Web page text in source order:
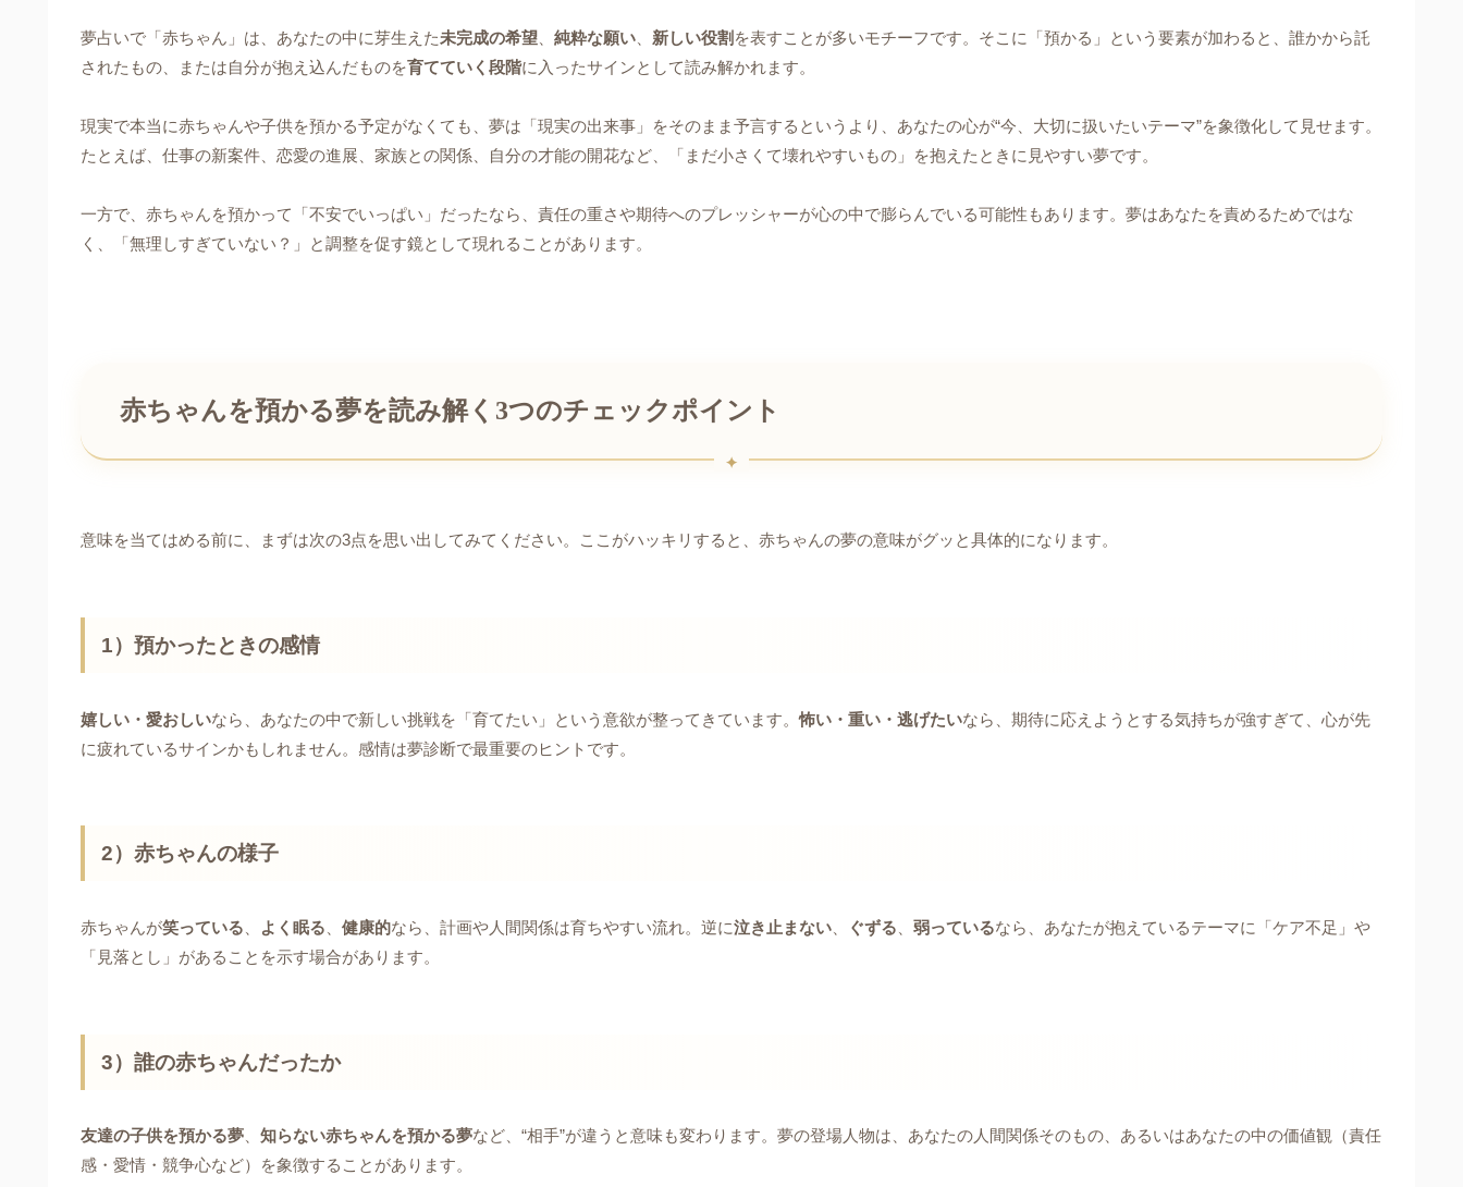
夢占いで「赤ちゃん」は、あなたの中に芽生えた未完成の希望 純粋な願い 新しい役割 を表すことが多いモチーフです。そこに「預かる」という要素が加わると、誰かから託
されたもの、または自分が抱え込んだものを育てていく段階に入ったサインとして読み解かれます。
現実で本当に赤ちゃんや子供を預かる予定がなくても、夢は「現実の出来事」をそのまま予言するというより、あなたの心が“今、大切に扱いたいテーマ”を象徴化して見せます。
たとえば、仕事の新案件、恋愛の進展、家族との関係、自分の才能の開花など、「まだ小さくて壊れやすいもの」を抱えたときに見やすい夢です。
一方で、赤ちゃんを預かって「不安でいっぱい」だったなら、責任の重さや期待へのプレッシャーが心の中で膨らんでいる可能性もあります。夢はあなたを責めるためではな
く、「無理しすぎていない？」と調整を促す鏡として現れることがあります。
赤ちゃんを預かる夢を読み解く3つのチェックポイント
意味を当てはめる前に、まずは次の3点を思い出してみてください。ここがハッキリすると、赤ちゃんの夢の意味がグッと具体的になります。
1）預かったときの感情
嬉しい・愛おしいなら、あなたの中で新しい挑戦を「育てたい」という意欲が整ってきています。怖い・重い・逃げたいなら、期待に応えようとする気持ちが強すぎて、心が先
に疲れているサインかもしれません。感情は夢診断で最重要のヒントです。
2）赤ちゃんの様子
赤ちゃんが笑っている よく眠る 健康的なら、計画や人間関係は育ちやすい流れ。逆に泣き止まない ぐずる 弱っているなら、あなたが抱えているテーマに「ケア不足」や
「見落とし」があることを示す場合があります。
3）誰の赤ちゃんだったか
友達の子供を預かる夢 知らない赤ちゃんを預かる夢など、“相手”が違うと意味も変わります。夢の登場人物は、あなたの人間関係そのもの、あるいはあなたの中の価値観（責任
感・愛情・競争心など）を象徴することがあります。